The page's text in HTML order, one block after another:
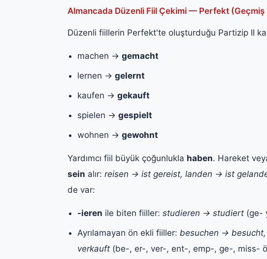
Almancada Düzenli Fiil Çekimi — Perfekt (Geçmiş
Düzenli fiillerin Perfekt'te oluşturduğu Partizip II
machen → gemacht
lernen → gelernt
kaufen → gekauft
spielen → gespielt
wohnen → gewohnt
Yardımcı fiil büyük çoğunlukla haben. Hareket
sein alır: reisen → ist gereist, landen → ist
de var:
-ieren ile biten fiiller: studieren → studiert (ge-
Ayrılamayan ön ekli fiiller: besuchen →
verkauft (be-, er-, ver-, ent-, emp-, ge-, miss-